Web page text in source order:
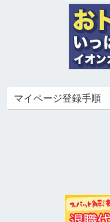
マイページ登録手順